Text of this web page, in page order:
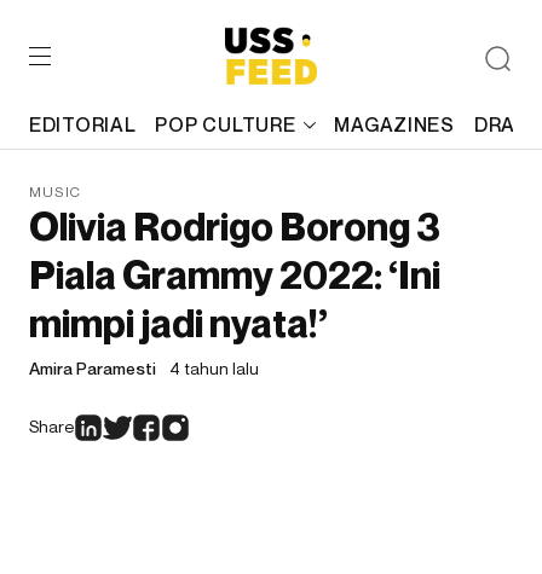
EDITORIAL POP CULTURE MAGAZINES
MUSIC
Olivia Rodrigo Borong 3
Piala Grammy 2022: ‘Ini
mimpi jadi nyata!’
Amira Paramesti 4 tahun lalu
Share